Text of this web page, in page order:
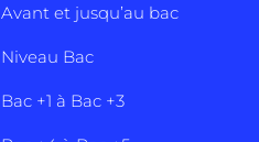
Avant et jusqu’au bac
Niveau Bac
Bac +1 à Bac +3